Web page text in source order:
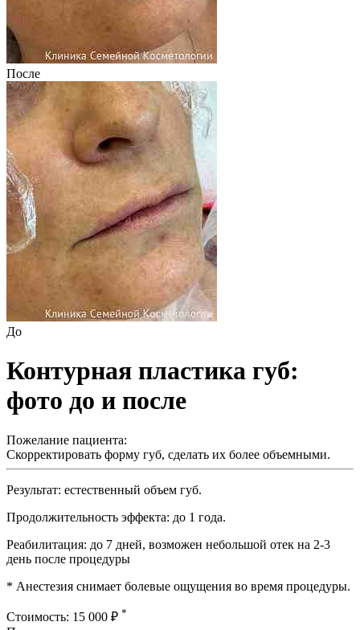
После
До
Контурная пластика губ:
фото до и после
Пожелание пациента:
Скорректировать форму губ, сделать их более объемными.
Результат: естественный объем губ.
Продолжительность эффекта: до 1 года.
Реабилитация: до 7 дней, возможен небольшой отек на 2-3
день после процедуры
* Анестезия снимает болевые ощущения во время процедуры.
Стоимость: 15 000 ₽ *